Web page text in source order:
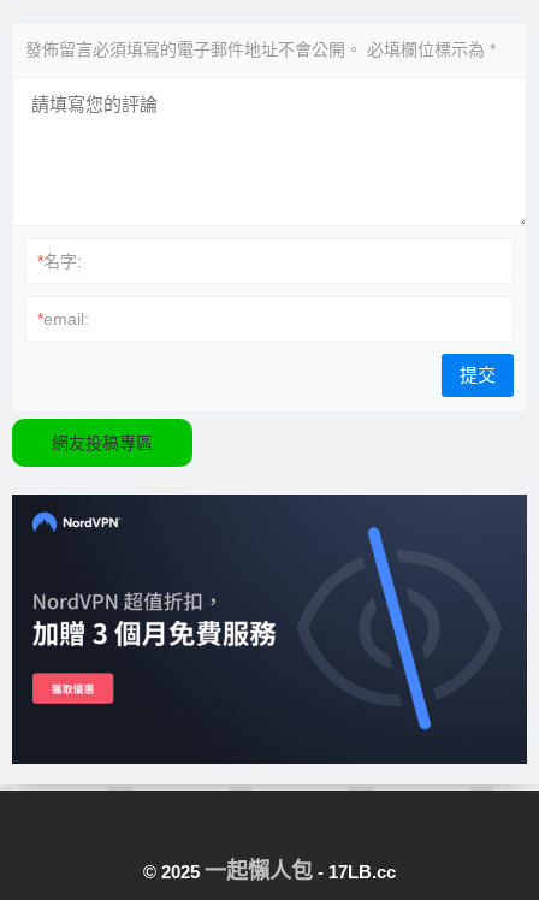
發佈留言必須填寫的電子郵件地址不會公開。 必填欄位標示為 *
*名字:
*email:
網友投稿專區
© 2025 一起懶人包 - 17LB.cc